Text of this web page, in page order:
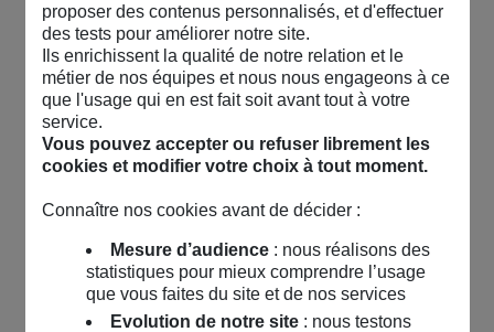
proposer des contenus personnalisés, et d'effectuer
des tests pour améliorer notre site.
Ils enrichissent la qualité de notre relation et le
métier de nos équipes et nous nous engageons à ce
que l'usage qui en est fait soit avant tout à votre
service.
Vous pouvez accepter ou refuser librement les
cookies et modifier votre choix à tout moment.
Connaître nos cookies avant de décider :
Mesure d’audience: nous réalisons des
statistiques pour mieux comprendre l’usage
que vous faites du site et de nos services
Evolution de notre site: nous testons